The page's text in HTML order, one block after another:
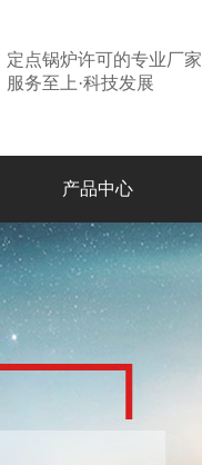
定点锅炉许可的专业厂家
服务至上·科技发展
产品中心